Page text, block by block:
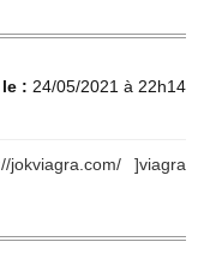
: 24/05/2021 à 22h14
]viagra